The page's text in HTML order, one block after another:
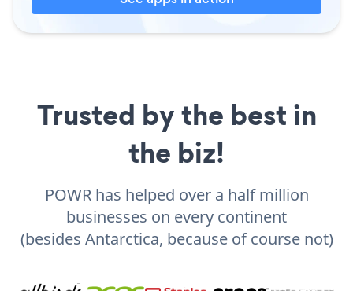
Trusted by the best in
the biz!
POWR has helped over a half million
businesses on every continent
(besides Antarctica, because of course not)